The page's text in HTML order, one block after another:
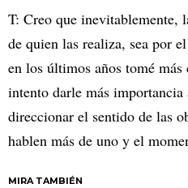
T: Creo que inevitablemente,
de quien las realiza, sea por
en los últimos años tomé más
intento darle más importancia
direccionar el sentido de las
hablen más de uno y el
MIRA TAMBIÉN